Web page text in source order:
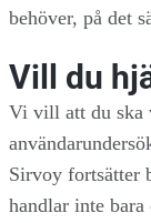
behöver, på det
Vill du
Vi vill att du ska
Sirvoy fortsätter
handlar inte